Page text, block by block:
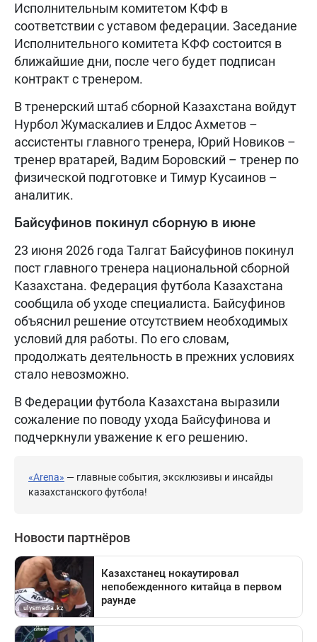
Исполнительным комитетом КФФ в
соответствии с уставом федерации. Заседание
Исполнительного комитета КФФ состоится в
ближайшие дни, после чего будет подписан
контракт с тренером.
В тренерский штаб сборной Казахстана войдут
Нурбол Жумаскалиев и Елдос Ахметов –
ассистенты главного тренера, Юрий Новиков –
тренер вратарей, Вадим Боровский – тренер по
физической подготовке и Тимур Кусаинов –
аналитик.
Байсуфинов покинул сборную в июне
23 июня 2026 года Талгат Байсуфинов покинул
пост главного тренера национальной сборной
Казахстана. Федерация футбола Казахстана
сообщила об уходе специалиста. Байсуфинов
объяснил решение отсутствием необходимых
условий для работы. По его словам,
продолжать деятельность в прежних условиях
стало невозможно.
В Федерации футбола Казахстана выразили
сожаление по поводу ухода Байсуфинова и
подчеркнули уважение к его решению.
«Arena» — главные события, эксклюзивы и инсайды
казахстанского футбола!